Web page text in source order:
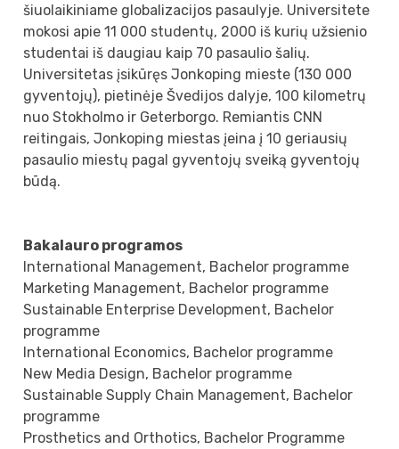
šiuolaikiniame globalizacijos pasaulyje. Universitete
mokosi apie 11 000 studentų, 2000 iš kurių užsienio
studentai iš daugiau kaip 70 pasaulio šalių.
Universitetas įsikūręs Jonkoping mieste (130 000
gyventojų), pietinėje Švedijos dalyje, 100 kilometrų
nuo Stokholmo ir Geterborgo. Remiantis CNN
reitingais, Jonkoping miestas įeina į 10 geriausių
pasaulio miestų pagal gyventojų sveiką gyventojų
būdą.
Bakalauro programos
International Management, Bachelor programme
Marketing Management, Bachelor programme
Sustainable Enterprise Development, Bachelor
programme
International Economics, Bachelor programme
New Media Design, Bachelor programme
Sustainable Supply Chain Management, Bachelor
programme
Prosthetics and Orthotics, Bachelor Programme